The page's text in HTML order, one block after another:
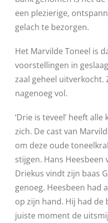
een plezierige,
gelach te bezorgen.
Het Marvilde Toneel is
voorstellingen in
zaal geheel uitverkocht.
nagenoeg vol.
‘Drie is teveel’ heeft
zich. De cast van
om deze oude
stijgen. Hans Heesbeen
Driekus vindt zijn baas
genoeg. Heesbeen had
op zijn hand. Hij had
juiste moment de